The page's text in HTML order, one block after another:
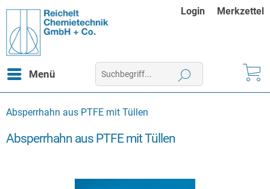
Login Merkzettel
Menü
Absperrhahn aus PTFE mit Tüllen
Absperrhahn aus PTFE mit Tüllen